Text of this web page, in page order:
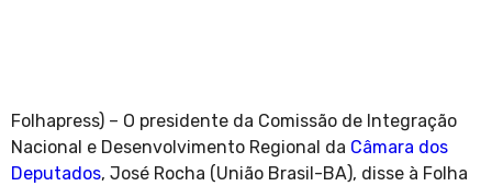
Folhapress) – O presidente da Comissão de Integração
Nacional e Desenvolvimento Regional da Câmara dos
Deputados, José Rocha (União Brasil-BA), disse à Folha